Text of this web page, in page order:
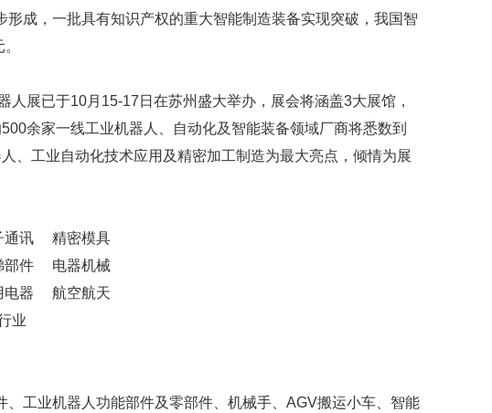
成，一批具有知识产权的重大智能制造装备实现突破，我国智
人展已于10月15-17日在苏州盛大举办，展会将涵盖3大展馆，
余家一线工业机器人、自动化及智能装备领域厂商将悉数到
、工业自动化技术应用及精密加工制造为最大亮点，倾情为展
讯 精密模具
件 电器机械
器 航空航天
业
、工业机器人功能部件及零部件、机械手、AGV搬运小车、智能